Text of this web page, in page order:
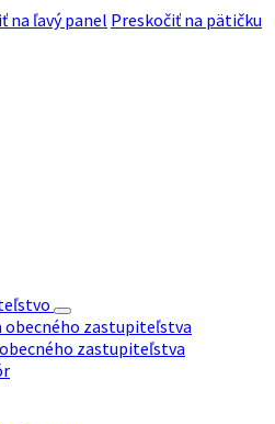
na ľavý panel Preskočiť na pätičku
obecného zastupiteľstva
zastupiteľstva